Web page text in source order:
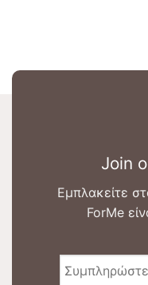
Join
Εμπλακείτε
ForMe